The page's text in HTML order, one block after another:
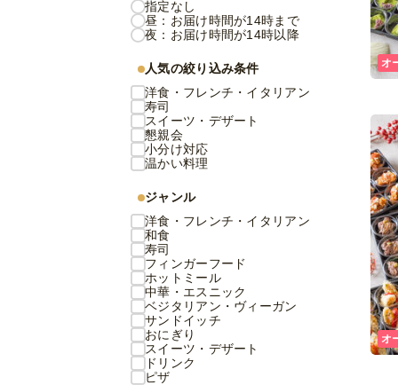
オ
オ
指定なし
昼：お届け時間が14時まで
夜：お届け時間が14時以降
人気の絞り込み条件
洋食・フレンチ・イタリアン
寿司
スイーツ・デザート
懇親会
小分け対応
温かい料理
ジャンル
洋食・フレンチ・イタリアン
和食
寿司
フィンガーフード
ホットミール
中華・エスニック
ベジタリアン・ヴィーガン
サンドイッチ
おにぎり
スイーツ・デザート
ドリンク
ピザ